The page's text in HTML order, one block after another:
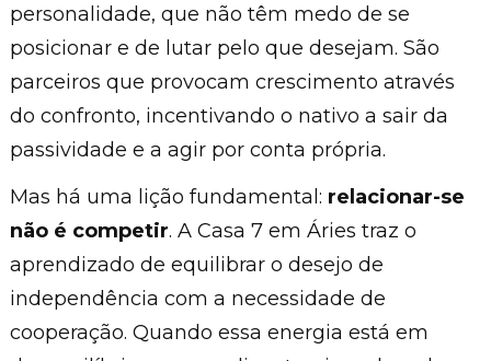
personalidade, que não têm medo de se
posicionar e de lutar pelo que desejam. São
parceiros que provocam crescimento através
do confronto, incentivando o nativo a sair da
passividade e a agir por conta própria.
Mas há uma lição fundamental: relacionar-se
não é competir. A Casa 7 em Áries traz o
aprendizado de equilibrar o desejo de
independência com a necessidade de
cooperação. Quando essa energia está em